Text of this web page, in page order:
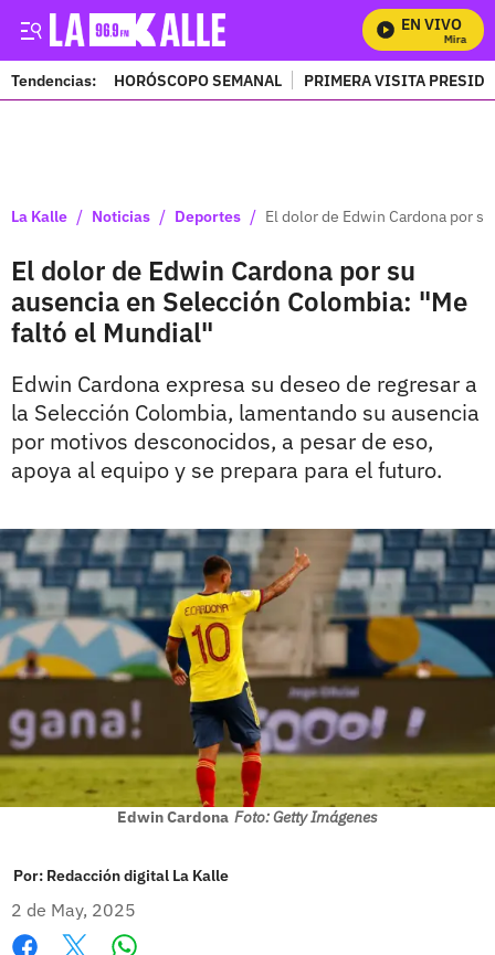
EN VIVO
Mira
Tendencias: HORÓSCOPO SEMANAL PRIMERA VISITA
La Kalle / Noticias / Deportes / El dolor de Edwin Cardona por
El dolor de Edwin Cardona por su
ausencia en Selección Colombia: "Me
faltó el Mundial"
Edwin Cardona expresa su deseo de regresar a
la Selección Colombia, lamentando su ausencia
por motivos desconocidos, a pesar de eso,
apoya al equipo y se prepara para el futuro.
Edwin Cardona Foto: Getty Imágenes
Por: Redacción digital La Kalle
2 de May, 2025